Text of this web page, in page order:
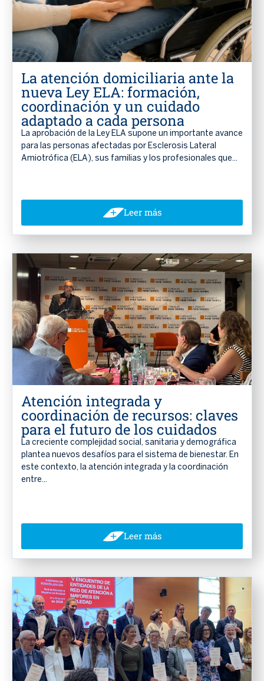
La atención domiciliaria ante la
nueva Ley ELA: formación,
coordinación y un cuidado
adaptado a cada persona
La aprobación de la Ley ELA supone un importante avance
para las personas afectadas por Esclerosis Lateral
Amiotrófica (ELA), sus familias y los profesionales que...
Leer más
Atención integrada y
coordinación de recursos: claves
para el futuro de los cuidados
La creciente complejidad social, sanitaria y demográfica
plantea nuevos desafíos para el sistema de bienestar. En
este contexto, la atención integrada y la coordinación
entre...
Leer más